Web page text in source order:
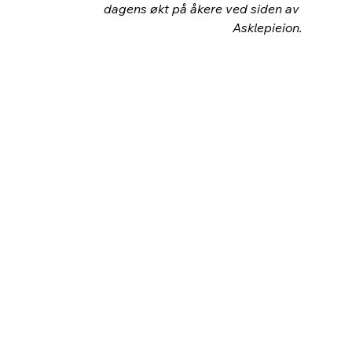
dagens økt på åkere ved siden av
Asklepieion.